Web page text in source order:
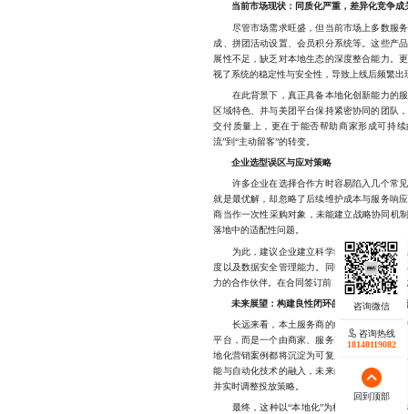
当前市场现状：同质化严重，差异化竞争成
尽管市场需求旺盛，但当前市场上多数服务
成、拼团活动设置、会员积分系统等。这些产
展性不足，缺乏对本地生态的深度整合能力。
视了系统的稳定性与安全性，导致上线后频繁
在此背景下，真正具备本地化创新能力的服
区域特色、并与美团平台保持紧密协同的团队
交付质量上，更在于能否帮助商家形成可持
流”到“主动留客”的转变。
企业选型误区与应对策略
许多企业在选择合作方时容易陷入几个常见
就是最优解，却忽略了后续维护成本与服务响
商当作一次性采购对象，未能建立战略协同机
落地中的适配性问题。
为此，建议企业建立科学的服务商评估体系
度以及数据安全管理能力。同时，应优先选择
力的合作伙伴。在合同签订前，明确双方的责
未来展望：构建良性闭环的本地商业创新生
长远来看，本土服务商的崛起将重塑美团营
平台，而是一个由商家、服务商、平台三方共
地化营销案例都将沉淀为可复用的经验资产，
能与自动化技术的融入，未来的营销工具将更
并实时调整投放策略。
最终，这种以“本地化”为核心驱动力的创新
咨询热线
18140119082
回到顶部